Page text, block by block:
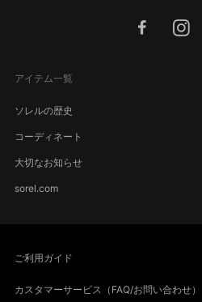
facebook
アイテム一覧
ソレルの歴史
コーディネート
大切なお知らせ
sorel.com
ご利用ガイド
カスタマーサービス（FAQ/お問い合わせ）